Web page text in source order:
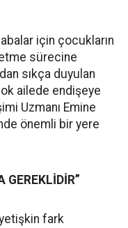
için çocukların
sürecine
sıkça duyulan
ailede endişeye
Uzmanı Emine
önemli bir yere
GEREKLİDİR”
fark